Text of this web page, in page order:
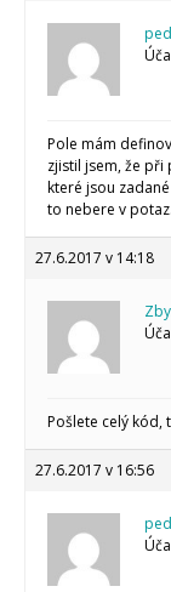
Pole mám
zjistil jsem, že při
které jsou
to nebere v
27.6.2017 v 14:18
Pošlete celý kód,
27.6.2017 v 16:56